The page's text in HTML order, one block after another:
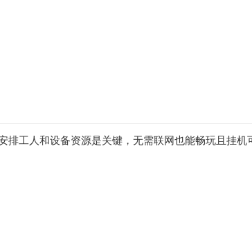
工人和设备资源是关键，无需联网也能畅玩且挂机